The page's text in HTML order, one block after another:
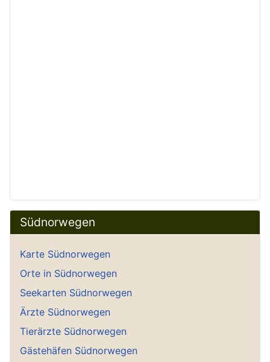
Südnorwegen
Karte Südnorwegen
Orte in Südnorwegen
Seekarten Südnorwegen
Ärzte Südnorwegen
Tierärzte Südnorwegen
Gästehäfen Südnorwegen